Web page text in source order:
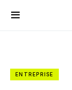
ENTREPRISE